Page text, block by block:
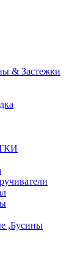
& Застежки
,Бусины